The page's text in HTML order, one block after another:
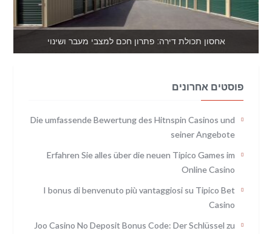
אחסון תכולת דירה: פתרון חכם למצבי מעבר ושינוי
פוסטים אחרונים
Die umfassende Bewertung des Hitnspin Casinos und
seiner Angebote
Erfahren Sie alles über die neuen Tipico Games im
Online Casino
I bonus di benvenuto più vantaggiosi su Tipico Bet
Casino
Joo Casino No Deposit Bonus Code: Der Schlüssel zu